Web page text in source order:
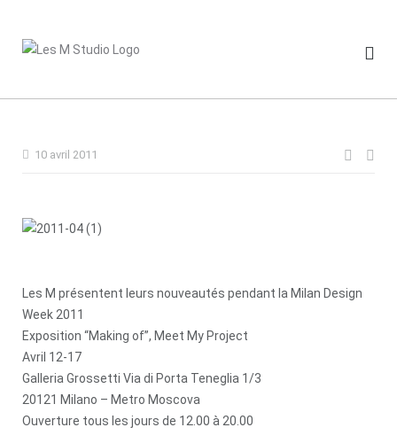
content
10 avril 2011
Les M présentent leurs nouveautés pendant la Milan Design
Week 2011
Exposition “Making of”, Meet My Project
Avril 12-17
Galleria Grossetti Via di Porta Teneglia 1/3
20121 Milano – Metro Moscova
Ouverture tous les jours de 12.00 à 20.00